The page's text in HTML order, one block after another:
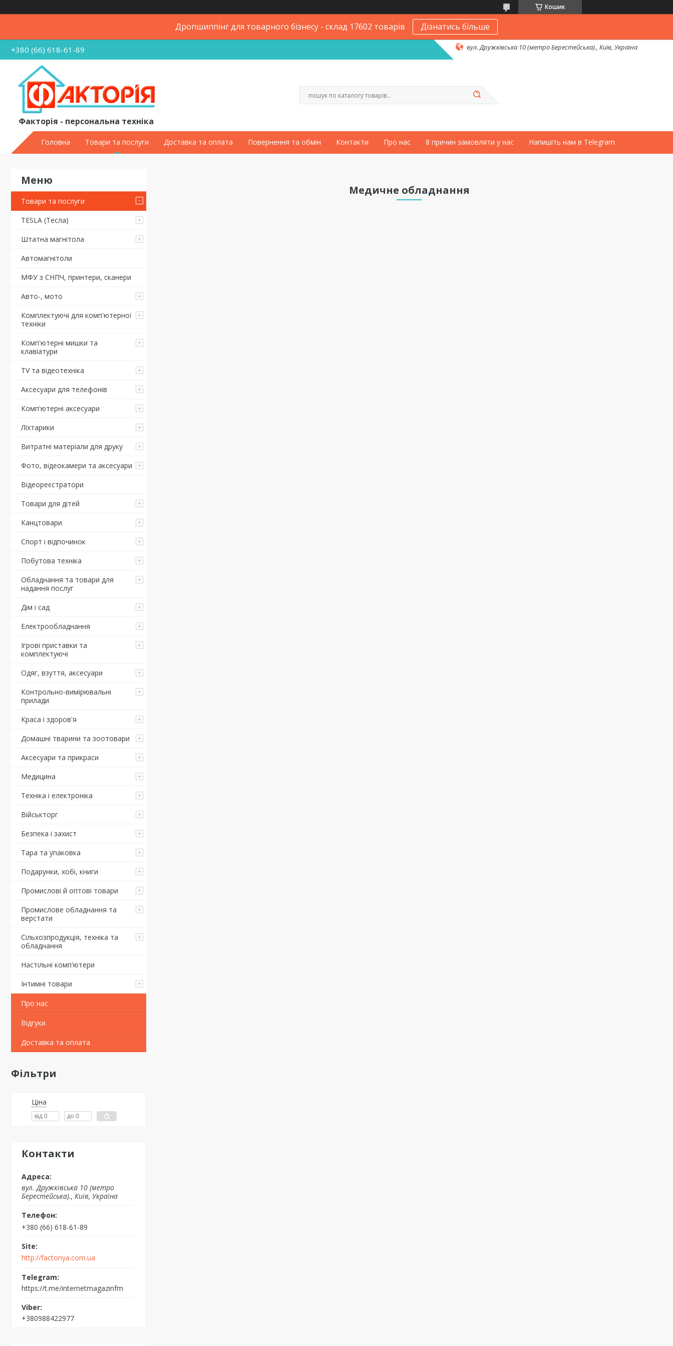
Кошик
Дропшиппінг для товарного бізнесу - склад 17602 товарів Дізнатись більше
+380 (66) 618-61-89 вул. Дружківська 10 (метро Берестейська)., Київ, Україна
Факторія - персональна техніка
Головна Товари та послуги Доставка та оплата Повернення та обмін Контакти Про нас 8 причин замовляти у нас Напишіть нам в Telegram
Товари та послуги
TESLA (Тесла)
Штатна магнітола
Автомагнітоли
МФУ з СНПЧ, принтери, сканери
Авто-, мото
Комплектуючі для комп'ютерної
техніки
Комп'ютерні мишки та
клавіатури
TV та відеотехніка
Аксесуари для телефонів
Комп'ютерні аксесуари
Ліхтарики
Витратні матеріали для друку
Фото, відеокамери та аксесуари
Відеореєстратори
Товари для дітей
Канцтовари
Спорт і відпочинок
Побутова техніка
Обладнання та товари для
надання послуг
Дім і сад
Електрообладнання
Ігрові приставки та
комплектуючі
Одяг, взуття, аксесуари
Контрольно-вимірювальні
прилади
Краса і здоров'я
Домашні тварини та зоотовари
Аксесуари та прикраси
Медицина
Техніка і електроніка
Військторг
Безпека і захист
Тара та упаковка
Подарунки, хобі, книги
Промислові й оптові товари
Промислове обладнання та
верстати
Сільхозпродукція, техніка та
обладнання
Настільні комп'ютери
Інтимні товари
Про нас
Відгуки
Доставка та оплата
Фільтри
Ціна
Контакти
вул. Дружківська 10 (метро
Берестейська)., Київ, Україна
+380 (66) 618-61-89
http://factoriya.com.ua
https://t.me/internetmagazinfm
+380988422977
Медичне обладнання